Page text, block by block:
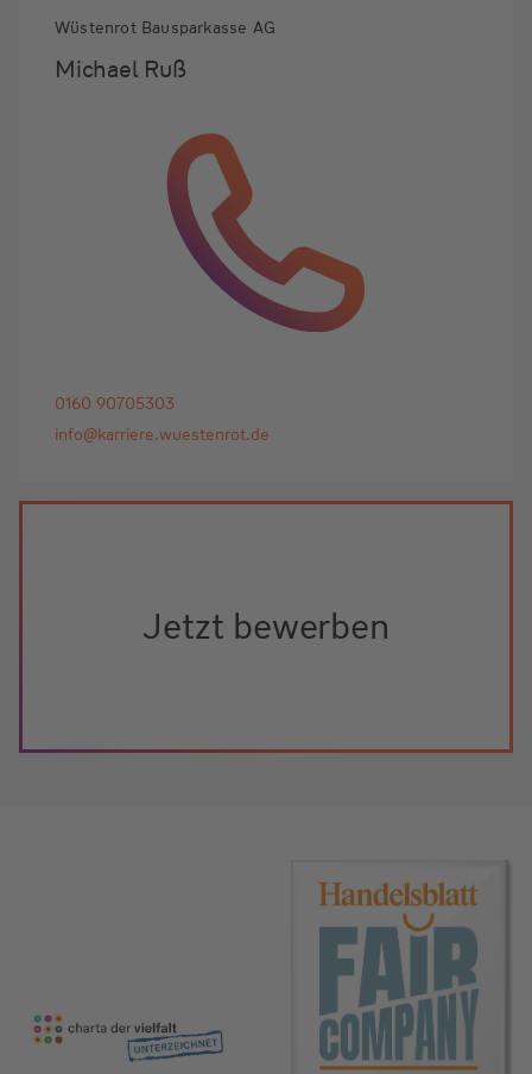
Wüstenrot Bausparkasse AG
Michael Ruß
0160 90705303
info@karriere.wuestenrot.de
Jetzt bewerben